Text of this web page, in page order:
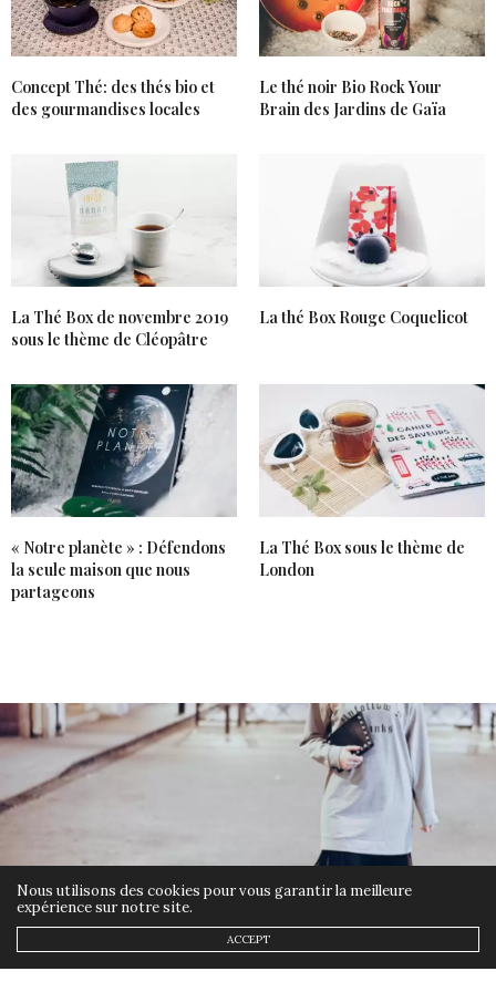
26 JANVIER 2020 À 9 H 16 MIN
Bises et bonne journée
Concept Thé: des thés bio et
des gourmandises locales
Le thé noir Bio Rock Your
Brain des Jardins de Gaïa
La Thé Box de novembre 2019
sous le thème de Cléopâtre
La thé Box Rouge Coquelicot
« Notre planète » : Défendons
la seule maison que nous
partageons
La Thé Box sous le thème de
London
Nous utilisons des cookies pour vous garantir la meilleure
expérience sur notre site.
ACCEPT